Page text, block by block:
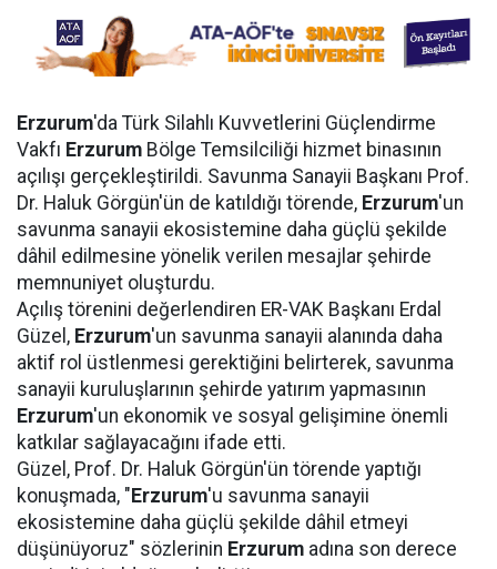
Erzurum'da Türk Silahlı Kuvvetlerini Güçlendirme
Vakfı Erzurum Bölge Temsilciliği hizmet binasının
açılışı gerçekleştirildi. Savunma Sanayii Başkanı Prof.
Dr. Haluk Görgün'ün de katıldığı törende, Erzurum'un
savunma sanayii ekosistemine daha güçlü şekilde
dâhil edilmesine yönelik verilen mesajlar şehirde
memnuniyet oluşturdu.
Açılış törenini değerlendiren ER-VAK Başkanı Erdal
Güzel, Erzurum'un savunma sanayii alanında daha
aktif rol üstlenmesi gerektiğini belirterek, savunma
sanayii kuruluşlarının şehirde yatırım yapmasının
Erzurum'un ekonomik ve sosyal gelişimine önemli
katkılar sağlayacağını ifade etti.
Güzel, Prof. Dr. Haluk Görgün'ün törende yaptığı
konuşmada, "Erzurum'u savunma sanayii
ekosistemine daha güçlü şekilde dâhil etmeyi
düşünüyoruz" sözlerinin Erzurum adına son derece